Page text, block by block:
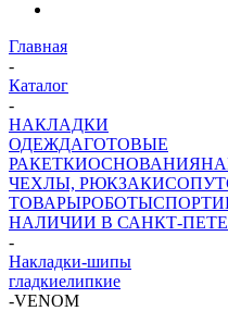
Главная
-
Каталог
-
НАКЛАДКИ
ОДЕЖДАГОТОВЫЕ
РАКЕТКИОСНОВАНИЯ
ЧЕХЛЫ, РЮКЗАКИ
ТОВАРЫРОБОТЫ
НАЛИЧИИ В САНКТ-
-
Накладки-шипы
гладкиелипкие
-VENOM